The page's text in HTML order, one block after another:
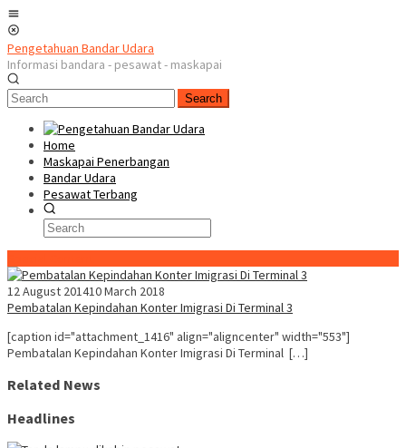
Skip
to
content
Pengetahuan Bandar Udara
Informasi bandara - pesawat - maskapai
Search
Home
Maskapai Penerbangan
Bandar Udara
Pesawat Terbang
12 August 201410 March 2018
Pembatalan Kepindahan Konter Imigrasi Di Terminal 3
[caption id="attachment_1416" align="aligncenter" width="553"]
Pembatalan Kepindahan Konter Imigrasi Di Terminal […]
Related News
Headlines